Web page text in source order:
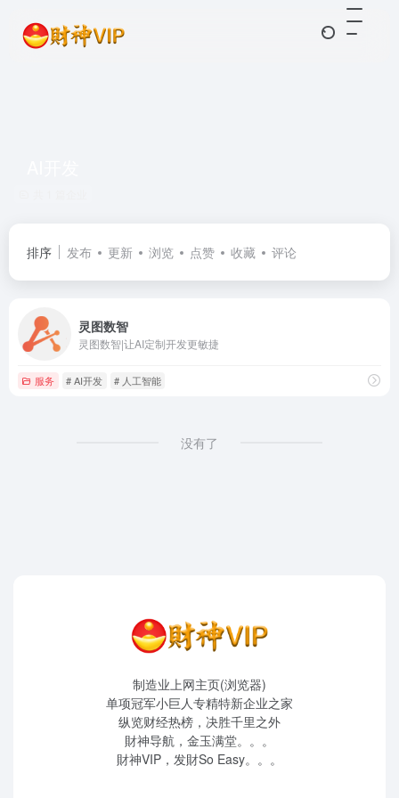
排序 发布 更新 浏览 点赞 收藏 评论
灵图数智
灵图数智|让AI定制开发更敏捷
服务 # AI开发 # 人工智能
没有了
制造业上网主页(浏览器)
单项冠军小巨人专精特新企业之家
纵览财经热榜，决胜千里之外
財神导航，金玉满堂。。。
財神VIP，发財So Easy。。。